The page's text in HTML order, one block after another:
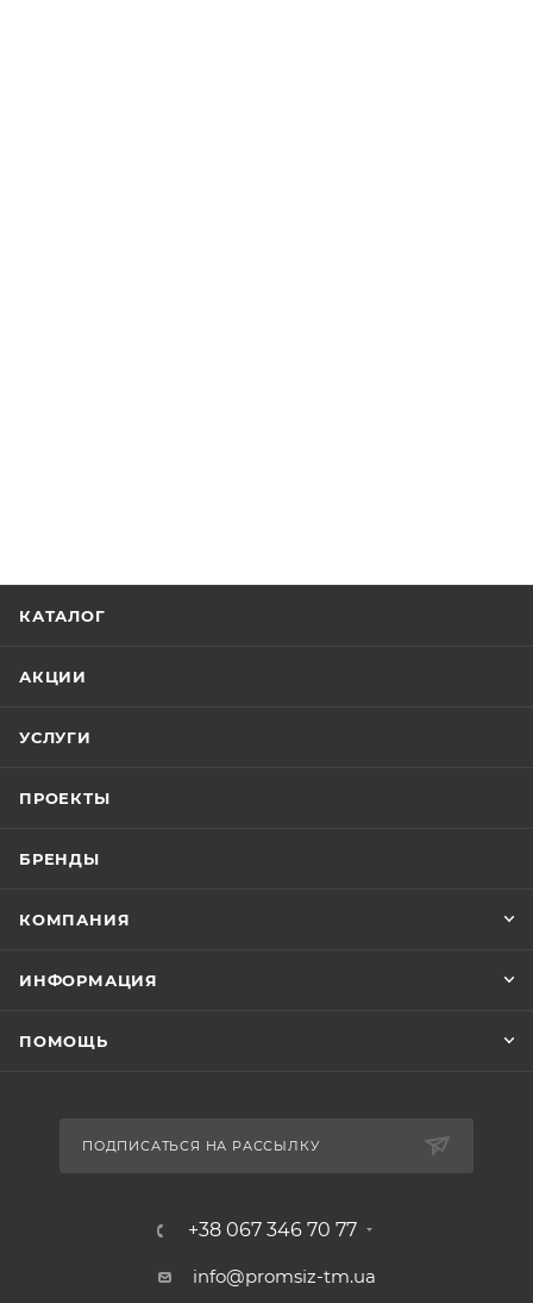
КАТАЛОГ
АКЦИИ
УСЛУГИ
ПРОЕКТЫ
БРЕНДЫ
КОМПАНИЯ
ИНФОРМАЦИЯ
ПОМОЩЬ
ПОДПИСАТЬСЯ НА РАССЫЛКУ
+38 067 346 70 77
info@promsiz-tm.ua